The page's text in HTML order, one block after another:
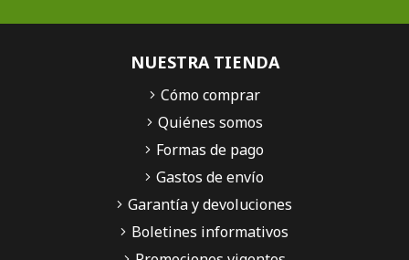
NUESTRA TIENDA
Cómo comprar
Quiénes somos
Formas de pago
Gastos de envío
Garantía y devoluciones
Boletines informativos